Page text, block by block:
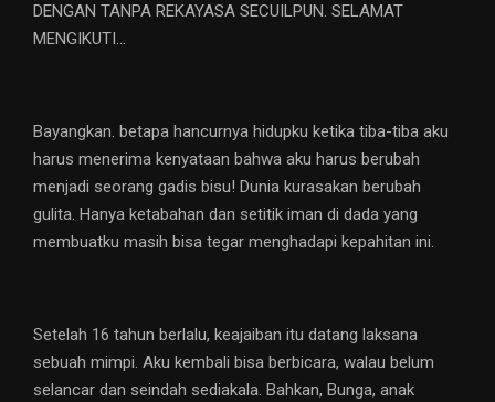
DENGAN TANPA REKAYASA SECUILPUN. SELAMAT
MENGIKUTI…
Bayangkan. betapa hancurnya hidupku ketika tiba-tiba aku
harus menerima kenyataan bahwa aku harus berubah
menjadi seorang gadis bisu! Dunia kurasakan berubah
gulita. Hanya ketabahan dan setitik iman di dada yang
membuatku masih bisa tegar menghadapi kepahitan ini.
Setelah 16 tahun berlalu, keajaiban itu datang laksana
sebuah mimpi. Aku kembali bisa berbicara, walau belum
selancar dan seindah sediakala. Bahkan, Bunga, anak